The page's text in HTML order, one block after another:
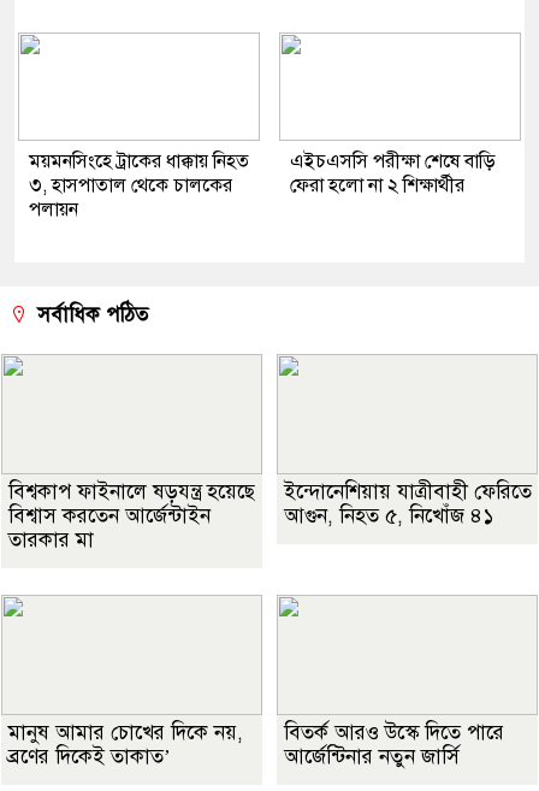
ময়মনসিংহে ট্রাকের ধাক্কায় নিহত
৩, হাসপাতাল থেকে চালকের
পলায়ন
এইচএসসি পরীক্ষা শেষে বাড়ি
ফেরা হলো না ২ শিক্ষার্থীর
সর্বাধিক পঠিত
বিশ্বকাপ ফাইনালে ষড়যন্ত্র হয়েছে
বিশ্বাস করতেন আর্জেন্টাইন
তারকার মা
ইন্দোনেশিয়ায় যাত্রীবাহী ফেরিতে
আগুন, নিহত ৫, নিখোঁজ ৪১
মানুষ আমার চোখের দিকে নয়,
ব্রণের দিকেই তাকাত’
বিতর্ক আরও উস্কে দিতে পারে
আর্জেন্টিনার নতুন জার্সি